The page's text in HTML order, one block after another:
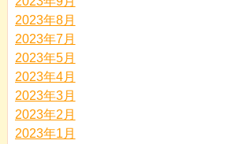
2023年8月
2023年7月
2023年5月
2023年4月
2023年3月
2023年2月
2023年1月